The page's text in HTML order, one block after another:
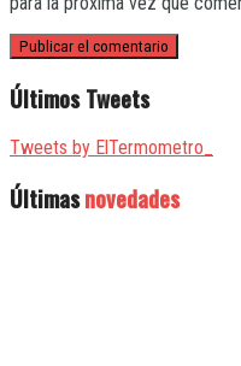
Últimos Tweets
Tweets by ElTermometro_
Últimasnovedades